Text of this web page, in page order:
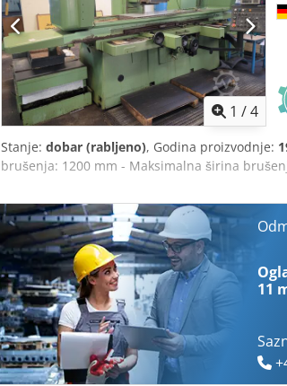
1 /4
Stanje: dobar (rabljeno), Godina proizvodnje:
brušenja: 1200 mm - Maksimalna širina
11